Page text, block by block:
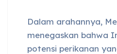
Dalam arahannya,
menegaskan bahwa
potensi perikanan